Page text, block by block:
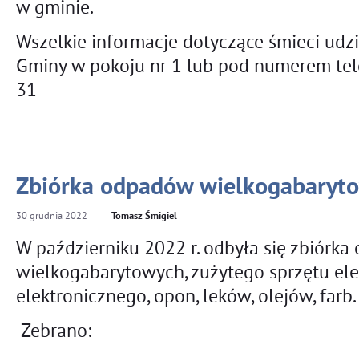
w gminie.
Wszelkie informacje dotyczące śmieci
Gminy w pokoju nr 1 lub pod numerem
31
Zbiórka odpadów
30 grudnia 2022 Tomasz Śmigiel
W październiku 2022 r. odbyła się zbiórka
wielkogabarytowych, zużytego sprzętu
elektronicznego, opon, leków, olejów, farb.
Zebrano: